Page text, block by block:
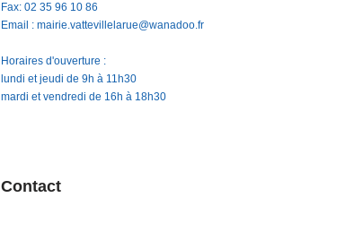
Fax: 02 35 96 10 86
Email : mairie.vattevillelarue@wanadoo.fr
Horaires d'ouverture :
lundi et jeudi de 9h à 11h30
mardi et vendredi de 16h à 18h30
Contact